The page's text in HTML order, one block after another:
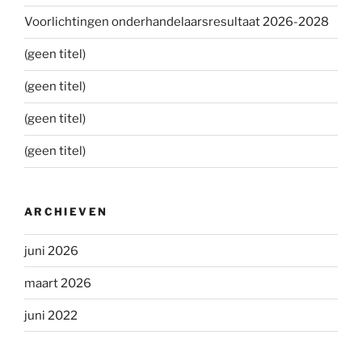
Voorlichtingen onderhandelaarsresultaat 2026-2028
(geen titel)
(geen titel)
(geen titel)
(geen titel)
ARCHIEVEN
juni 2026
maart 2026
juni 2022